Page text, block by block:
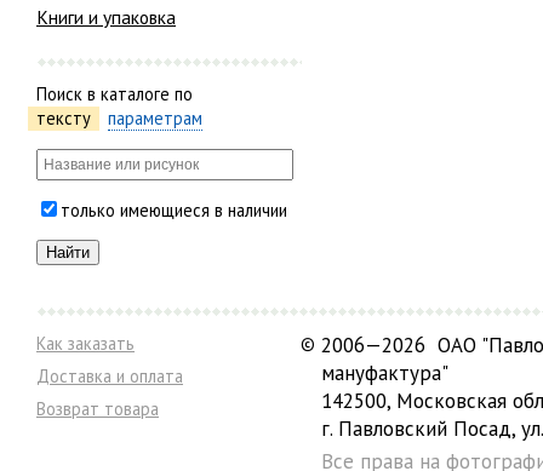
Книги и упаковка
Поиск в каталоге по
тексту
параметрам
только имеющиеся в наличии
Как заказать
Доставка и оплата
Возврат товара
© 2006—2026 ОАО
мануфактура"
142500, Московская
г. Павловский Посад,
Все права на